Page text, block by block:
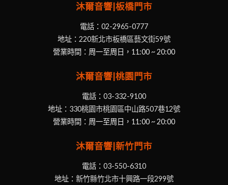
沐爾音響|板橋門市
電話： 02-2965-0777
地址： 220新北市板橋區藝文街59號
營業時間：周一至周日，11:00 ~ 20:00
沐爾音響|桃園門市
電話： 03-332-9100
地址： 330桃園市桃園區中山路507巷12號
營業時間：周一至周日，11:00 ~ 20:00
沐爾音響|新竹門市
電話： 03-550-6310
地址： 新竹縣竹北市十興路一段299號